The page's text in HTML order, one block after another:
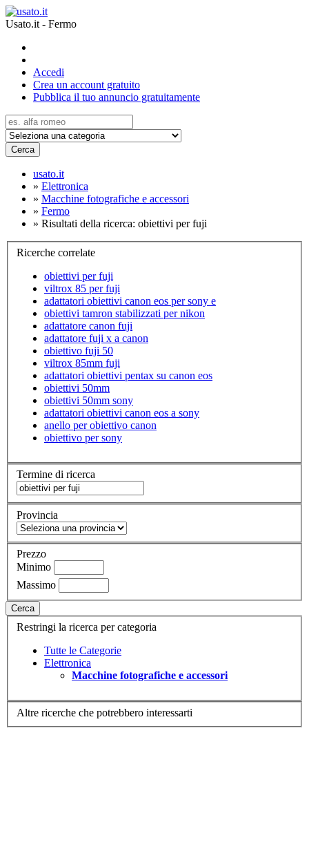
Usato.it - Fermo
Accedi
Crea un account gratuito
Pubblica il tuo annuncio gratuitamente
Cerca
usato.it
» Elettronica
» Macchine fotografiche e accessori
» Fermo
» Risultati della ricerca: obiettivi per fuji
Ricerche correlate
obiettivi per fuji
viltrox 85 per fuji
adattatori obiettivi canon eos per sony e
obiettivi tamron stabilizzati per nikon
adattatore canon fuji
adattatore fuji x a canon
obiettivo fuji 50
viltrox 85mm fuji
adattatori obiettivi pentax su canon eos
obiettivi 50mm
obiettivi 50mm sony
adattatori obiettivi canon eos a sony
anello per obiettivo canon
obiettivo per sony
Termine di ricerca
Provincia
Prezzo
Minimo
Massimo
Cerca
Restringi la ricerca per categoria
Tutte le Categorie
Elettronica
Macchine fotografiche e accessori
Altre ricerche che potrebbero interessarti